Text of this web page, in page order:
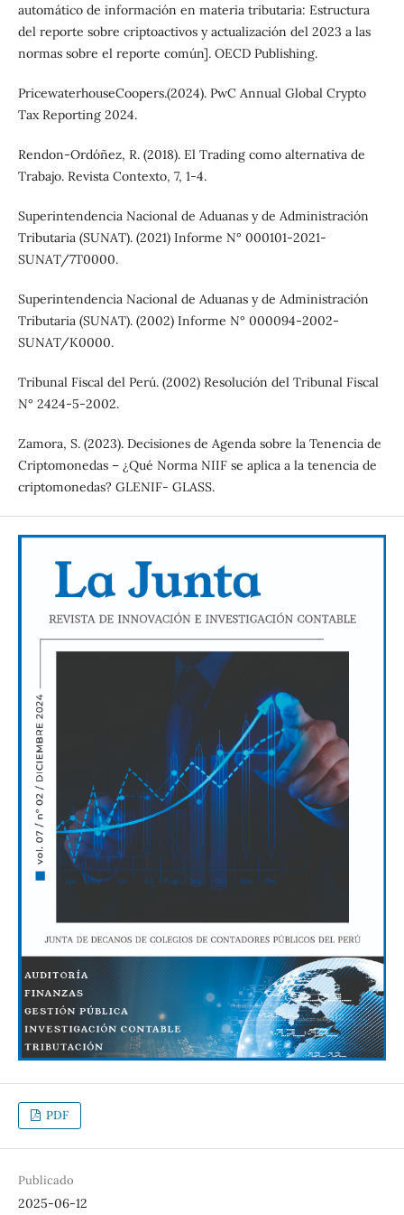
automático de información en materia tributaria: Estructura
del reporte sobre criptoactivos y actualización del 2023 a las
normas sobre el reporte común]. OECD Publishing.
PricewaterhouseCoopers.(2024). PwC Annual Global Crypto
Tax Reporting 2024.
Rendon-Ordóñez, R. (2018). El Trading como alternativa de
Trabajo. Revista Contexto, 7, 1-4.
Superintendencia Nacional de Aduanas y de Administración
Tributaria (SUNAT). (2021) Informe N° 000101-2021-
SUNAT/7T0000.
Superintendencia Nacional de Aduanas y de Administración
Tributaria (SUNAT). (2002) Informe N° 000094-2002-
SUNAT/K0000.
Tribunal Fiscal del Perú. (2002) Resolución del Tribunal Fiscal
N° 2424-5-2002.
Zamora, S. (2023). Decisiones de Agenda sobre la Tenencia de
Criptomonedas – ¿Qué Norma NIIF se aplica a la tenencia de
criptomonedas? GLENIF- GLASS.
PDF
Publicado
2025-06-12